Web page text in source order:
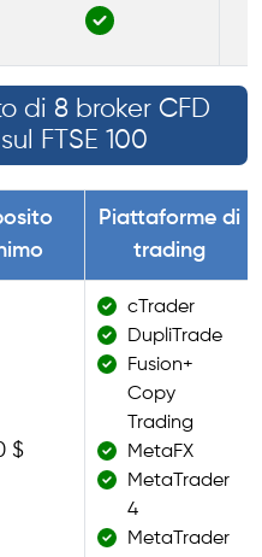
di 8 broker CFD
FTSE 100
Piattaforme di
trading
$
cTrader
DupliTrade
Fusion+
Copy
Trading
MetaFX
MetaTrader
4
MetaTrader